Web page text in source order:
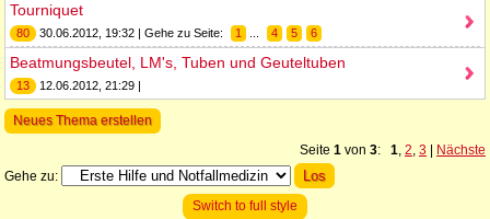
Tourniquet
80 30.06.2012, 19:32 | Gehe zu Seite: 1 4 5 6
Beatmungsbeutel, LM's, Tuben und Geuteltuben
13 12.06.2012, 21:29 |
Neues Thema erstellen
Seite 1 von 3: 1, 2, 3
Nächste
Gehe zu:
Switch to full style